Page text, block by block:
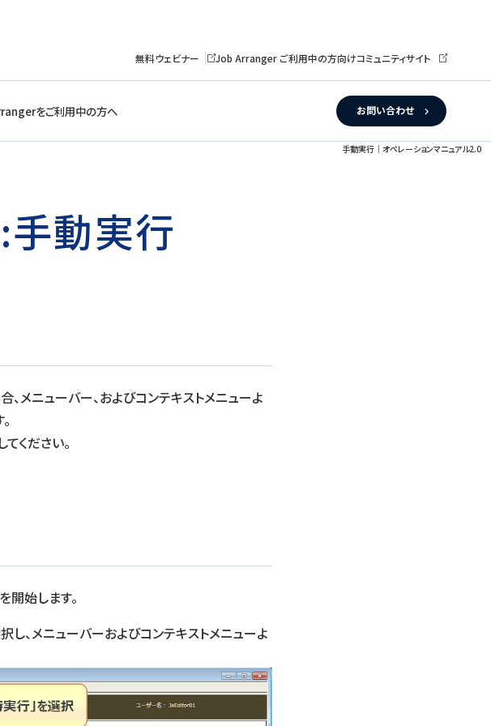
無料ウェビナー Job Arranger ご利用中の方向けコミュニティサイト
をご利用中の方へ お問い合わせ
手動実行｜オペレーションマニュアル2.0
手動実行
メニューバー、およびコンテキストメニューよ
ください。
始します。
し、メニューバーおよびコンテキストメニューよ